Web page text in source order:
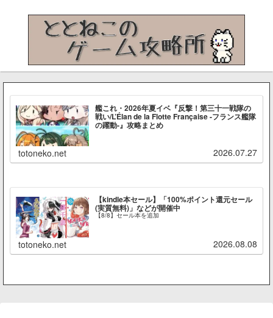
艦これ・2026年夏イベ『反撃！第三十一戦隊の
戦い/L’Élan de la Flotte Française -フランス艦隊
の躍動-』攻略まとめ
totoneko.net 2026.07.27
【kindle本セール】「100%ポイント還元セール
(実質無料)」などが開催中
【8/8】セール本を追加
totoneko.net 2026.08.08